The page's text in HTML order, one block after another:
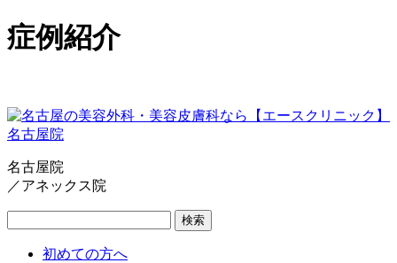
症例紹介
名古屋院
／アネックス院
検索
初めての方へ